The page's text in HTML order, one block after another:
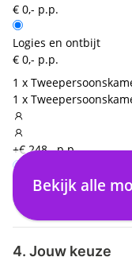
€ 0,- p.p.
Logies en ontbijt
€ 0,- p.p.
1 x
1 x
+€ 248,- p.p.
Logies en ontbijt
€ 0,- p.p.
Bekijk alle
4. Jouw keuze